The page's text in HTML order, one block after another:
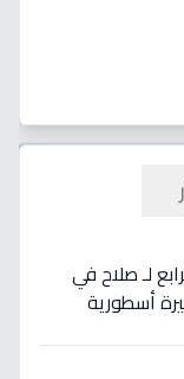
لـ صلاح في
أسطورية